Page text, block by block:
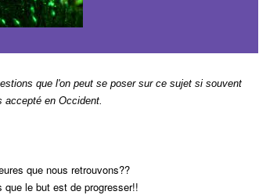
que l'on peut se poser sur ce sujet si souvent
en Occident.
que nous retrouvons??
le but est de progresser!!